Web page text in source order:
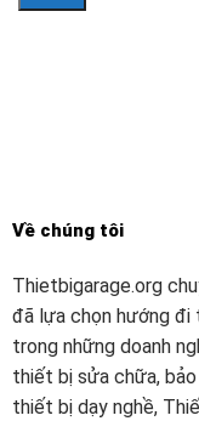
Về chúng tôi
Thietbigarage.org
đã lựa chọn hướng
trong những doanh
thiết bị sửa chữa,
thiết bị dạy nghề,